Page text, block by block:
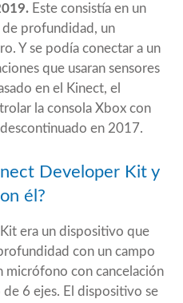
Este consistía en un
de profundidad, un
Y se podía conectar a un
que usaran sensores
en el Kinect, el
la consola Xbox con
en 2017.
Developer Kit y
él?
era un dispositivo que
con un campo
micrófono con cancelación
6 ejes. El dispositivo se